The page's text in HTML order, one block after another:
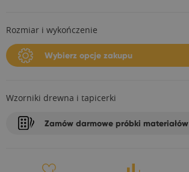
Rozmiar i wykończenie
Wybierz opcje zakupu
Wzorniki drewna i tapicerki
Zamów darmowe próbki materiałów